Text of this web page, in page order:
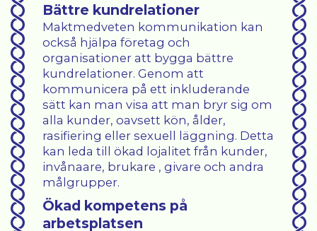
Bättre kundrelationer
Maktmedveten kommunikation kan
också hjälpa företag och
organisationer att bygga bättre
kundrelationer. Genom att
kommunicera på ett inkluderande
sätt kan man visa att man bryr sig om
alla kunder, oavsett kön, ålder,
rasifiering eller sexuell läggning. Detta
kan leda till ökad lojalitet från kunder,
invånaare, brukare , givare och andra
målgrupper.
Ökad kompetens på
arbetsplatsen